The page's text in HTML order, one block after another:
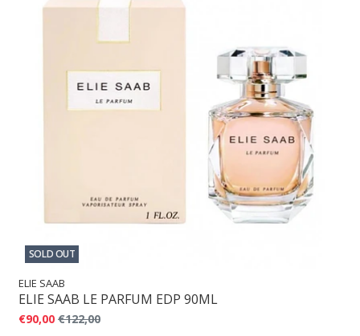
SOLD OUT
ELIE SAAB
ELIE SAAB LE PARFUM EDP 90ML
€90,00 €122,00